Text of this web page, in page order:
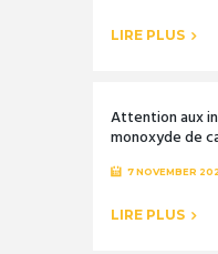
LIRE PLUS
Attention aux
monoxyde de
7 NOVEMBER
LIRE PLUS